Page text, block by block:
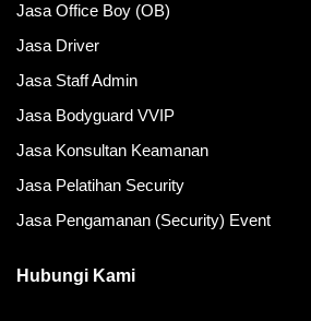
Jasa Office Boy (OB)
Jasa Driver
Jasa Staff Admin
Jasa Bodyguard VVIP
Jasa Konsultan Keamanan
Jasa Pelatihan Security
Jasa Pengamanan (Security) Event
Hubungi Kami